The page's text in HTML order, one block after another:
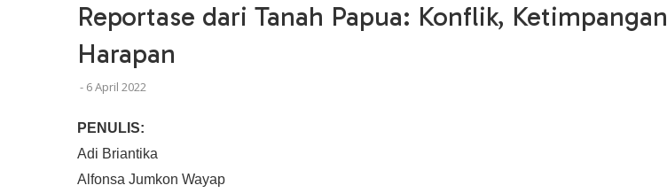
Reportase dari Tanah Papua: Konflik,
Harapan
- 6 April 2022
PENULIS:
Adi Briantika
Alfonsa Jumkon Wayap